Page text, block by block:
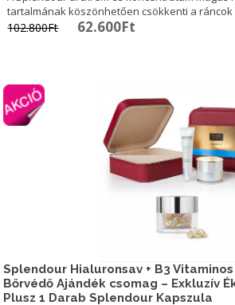
tartalmának köszönhetően csökkenti a
102.800Ft Original
62.600Ft
Splendour Hialuronsav + B3
Bőrvédő Ajándék csomag – Exkluzív
Plusz 1 Darab Splendour Kapszula